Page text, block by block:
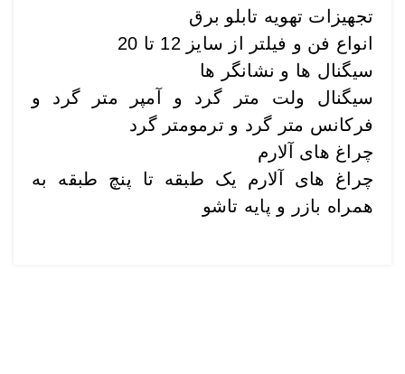
تجهیزات تهویه تابلو برق
انواع فن و فیلتر از سایز 12 تا 20
سیگنال ها و نشانگر ها
سیگنال ولت متر گرد و آمپر متر گرد و
فرکانس متر گرد و ترمومتر گرد
چراغ های آلارم
چراغ های آلارم یک طبقه تا پنچ طبقه به
همراه بازر و پایه تاشو